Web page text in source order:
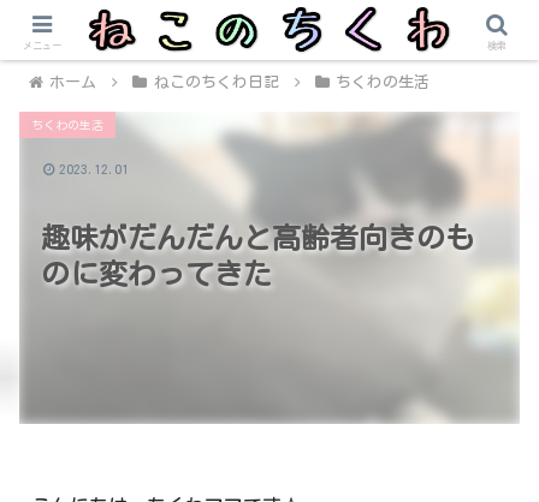
ホーム ねこのちくわ日記 ちくわの生活
趣味がだんだんと高齢者向きのも
のに変わってきた
ちくわの生活
2023.12.01
メニュー 検索